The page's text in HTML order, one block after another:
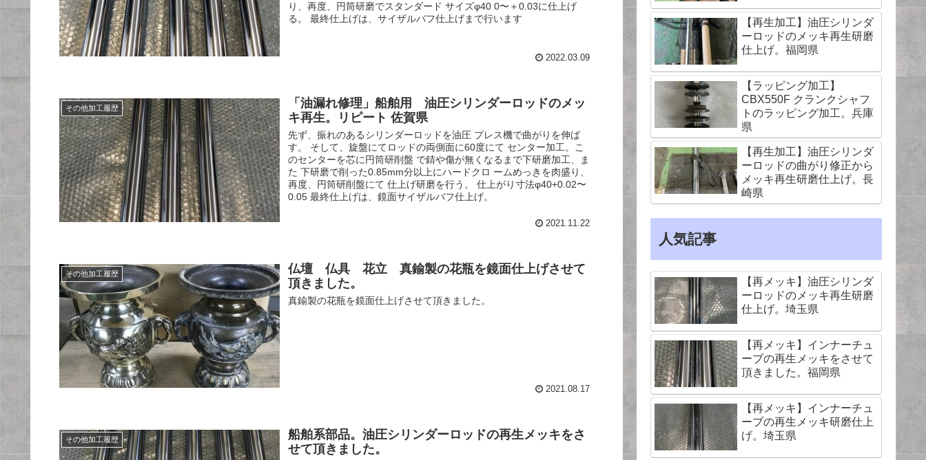
り、再度、円筒研磨でスタンダード サイズφ40 0〜＋0.03に仕上げ
る。 最終仕上げは、サイザルバフ仕上げまで行います
2022.03.09
その他加工履歴
「油漏れ修理」船舶用 油圧シリンダーロッドのメッ
キ再生。リピート 佐賀県
先ず、振れのあるシリンダーロッドを油圧 プレス機で曲がりを伸ば
す。 そして、旋盤にてロッドの両側面に60度にて センター加工。こ
のセンターを芯に円筒研削盤 で錆や傷が無くなるまで下研磨加工、ま
た 下研磨で削った0.85mm分以上にハードクロ ームめっきを肉盛り、
再度、円筒研削盤にて 仕上げ研磨を行う。 仕上がり寸法φ40+0.02〜
0.05 最終仕上げは、鏡面サイザルバフ仕上げ。
2021.11.22
その他加工履歴
仏壇 仏具 花立 真鍮製の花瓶を鏡面仕上げさせて
頂きました。
真鍮製の花瓶を鏡面仕上げさせて頂きました。
2021.08.17
その他加工履歴
船舶系部品。油圧シリンダーロッドの再生メッキをさ
せて頂きました。
【再生加工】油圧シリンダ
ーロッドのメッキ再生研磨
仕上げ。福岡県
【ラッピング加工】
CBX550F クランクシャフ
トのラッピング加工。兵庫
県
【再生加工】油圧シリンダ
ーロッドの曲がり修正から
メッキ再生研磨仕上げ。長
崎県
人気記事
【再メッキ】油圧シリンダ
ーロッドのメッキ再生研磨
仕上げ。埼玉県
【再メッキ】インナーチュ
ーブの再生メッキをさせて
頂きました。福岡県
【再メッキ】インナーチュ
ーブの再生メッキ研磨仕上
げ。埼玉県